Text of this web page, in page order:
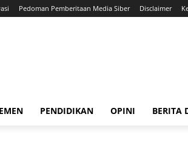
Pedoman Pemberitaan Media Siber Disclaimer
PENDIDIKAN OPINI BERITA